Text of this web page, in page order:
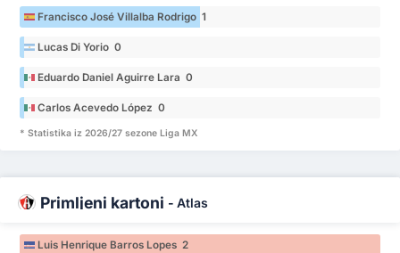
Francisco José Villalba Rodrigo 1
Lucas Di Yorio 0
Eduardo Daniel Aguirre Lara 0
Carlos Acevedo López 0
* Statistika iz 2026/27 sezone Liga MX
Primljeni kartoni - Atlas
Luis Henrique Barros Lopes 2